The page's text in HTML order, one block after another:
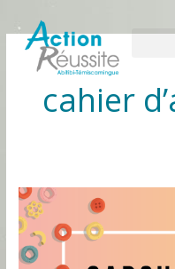
au
contenu
cahier
Capsules
vidéo
du
cahier